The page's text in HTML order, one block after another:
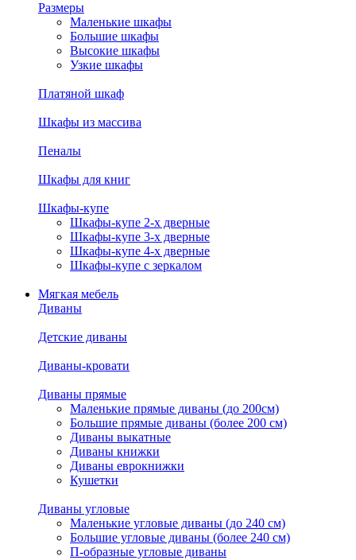
Размеры
Маленькие шкафы
Большие шкафы
Высокие шкафы
Узкие шкафы
Платяной шкаф
Шкафы из массива
Пеналы
Шкафы для книг
Шкафы-купе
Шкафы-купе 2-х дверные
Шкафы-купе 3-х дверные
Шкафы-купе 4-х дверные
Шкафы-купе с зеркалом
Мягкая мебель
Диваны
Детские диваны
Диваны-кровати
Диваны прямые
Маленькие прямые диваны (до 200см)
Большие прямые диваны (более 200 см)
Диваны выкатные
Диваны книжки
Диваны еврокнижки
Кушетки
Диваны угловые
Маленькие угловые диваны (до 240 см)
Большие угловые диваны (более 240 см)
П-образные угловые диваны